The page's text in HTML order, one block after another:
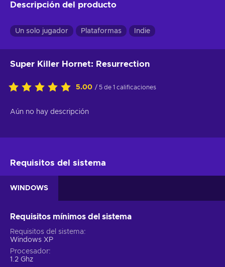
Descripción del producto
Un solo jugador Plataformas Indie
Super Killer Hornet: Resurrection
5.00 / 5 de 1 calificaciones
Aún no hay descripción
Requisitos del sistema
WINDOWS
Requisitos mínimos del sistema
Requisitos del sistema
Windows XP
Procesador
1.2 Ghz